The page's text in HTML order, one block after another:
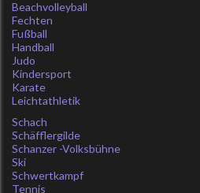
Beachvolleyball
Fechten
Fußball
Handball
Judo
Kindersport
Karate
Leichtathletik
Schach
Schäfflergilde
Schanzer -Volksbühne
Ski
Schwertkampf
Tennis